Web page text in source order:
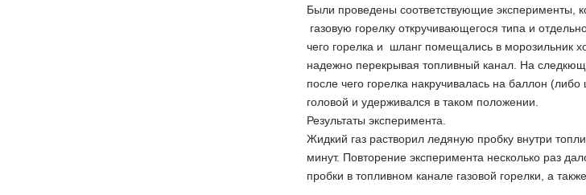
Были проведены соответствующие эксперименты,
газовую горелку откручивающегося типа и
чего горелка и шланг помещались в морозильник
надежно перекрывая топливный канал. На
после чего горелка накручивалась на баллон
головой и удерживался в таком положении.
Результаты эксперимента.
Жидкий газ растворил ледяную пробку внутри
минут. Повторение эксперимента несколько раз
пробки в топливном канале газовой горелки, а